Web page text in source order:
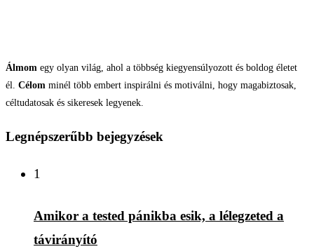
Álmom egy olyan világ, ahol a többség kiegyensúlyozott és boldog életet
él. Célom minél több embert inspirálni és motiválni, hogy magabiztosak,
céltudatosak és sikeresek legyenek.
Legnépszerűbb bejegyzések
1
Amikor a tested pánikba esik, a lélegzeted a
távirányító